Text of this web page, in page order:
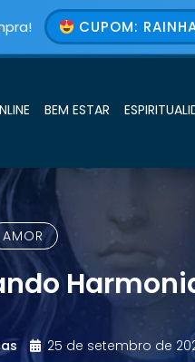
CUPOM:
BEM ESTAR
AMOR
25 de setembro de